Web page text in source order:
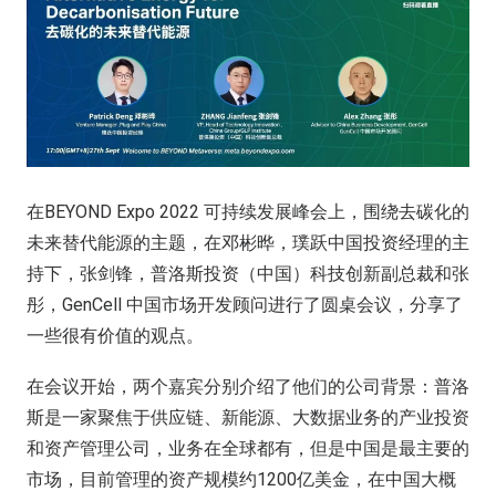
在BEYOND Expo 2022 可持续发展峰会上，围绕去碳化的
未来替代能源的主题，在邓彬晔，璞跃中国投资经理的主
持下，张剑锋，普洛斯投资（中国）科技创新副总裁和张
彤，GenCell 中国市场开发顾问进行了圆桌会议，分享了
一些很有价值的观点。
在会议开始，两个嘉宾分别介绍了他们的公司背景：普洛
斯是一家聚焦于供应链、新能源、大数据业务的产业投资
和资产管理公司，业务在全球都有，但是中国是最主要的
市场，目前管理的资产规模约1200亿美金，在中国大概